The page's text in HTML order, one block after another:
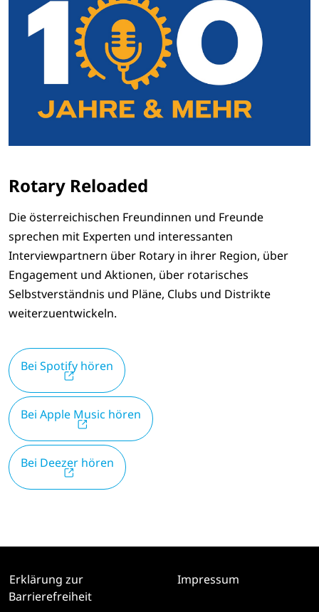
Rotary Reloaded
Die österreichischen Freundinnen und Freunde
sprechen mit Experten und interessanten
Interviewpartnern über Rotary in ihrer Region, über
Engagement und Aktionen, über rotarisches
Selbstverständnis und Pläne, Clubs und Distrikte
weiterzuentwickeln.
Bei Spotify hören
Bei Apple Music hören
Bei Deezer hören
Erklärung zur
Barrierefreiheit
Impressum